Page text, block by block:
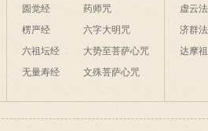
圆觉经
楞严经
六祖坛经
无量寿经
药师咒
六字大明咒
大势至菩萨心咒
文殊菩萨心咒
虚云
济群
达摩